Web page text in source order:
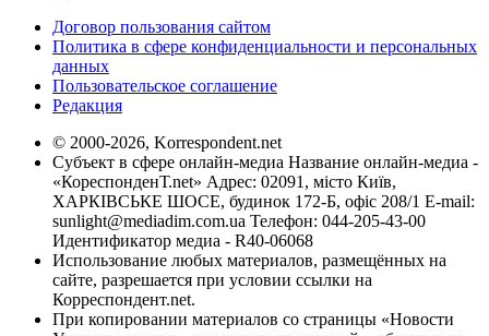
Договор пользования сайтом
Политика в сфере конфиденциальности и персональных
данных
Пользовательское соглашение
Редакция
© 2000-2026, Korrespondent.net
Субъект в сфере онлайн-медиа Название онлайн-медиа -
«КореспонденТ.net» Адрес: 02091, місто Київ,
ХАРКІВСЬКЕ ШОСЕ, будинок 172-Б, офіс 208/1 E-mail:
sunlight@mediadim.com.ua Телефон: 044-205-43-00
Идентификатор медиа - R40-06068
Использование любых материалов, размещённых на
сайте, разрешается при условии ссылки на
Корреспондент.net.
При копировании материалов со страницы «Новости